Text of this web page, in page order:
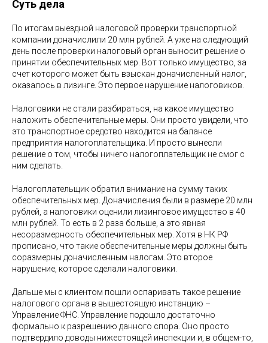
Суть дела
По итогам выездной налоговой проверки транспортной
компании доначислили 20 млн рублей. А уже на следующий
день после проверки налоговый орган выносит решение о
принятии обеспечительных мер. Вот только имущество, за
счет которого может быть взыскан доначисленный налог,
оказалось в лизинге. Это первое нарушение налоговиков.
Налоговики не стали разбираться, на какое имущество
наложить обеспечительные меры. Они просто увидели, что
это транспортное средство находится на балансе
предприятия налогоплательщика. И просто вынесли
решение о том, чтобы ничего налогоплательщик не смог с
ним сделать.
Налогоплательщик обратил внимание на сумму таких
обеспечительных мер. Доначисления были в размере 20 млн
рублей, а налоговики оценили лизинговое имущество в 40
млн рублей. То есть в 2 раза больше, а это явная
несоразмерность обеспечительных мер. Хотя в НК РФ
прописано, что такие обеспечительные меры должны быть
соразмерны доначисленным налогам. Это второе
нарушение, которое сделали налоговики.
Дальше мы с клиентом пошли оспаривать такое решение
налогового органа в вышестоящую инстанцию –
Управление ФНС. Управление подошло достаточно
формально к разрешению данного спора. Оно просто
подтвердило доводы нижестоящей инспекции и, в общем-то,